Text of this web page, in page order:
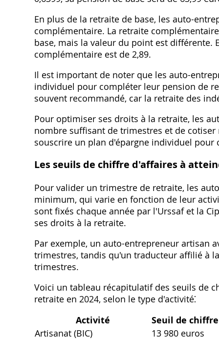
En plus de la retraite de base‚ les auto-
complémentaire. La retraite
base‚ mais la valeur du point est différente.
complémentaire est de 2‚89.
Il est important de noter que les auto-
individuel pour compléter leur pension de
souvent recommandé‚ car la retraite des
Pour optimiser ses droits à la retraite‚ les
nombre suffisant de trimestres et de
souscrire un plan d'épargne individuel
Les seuils de chiffre d'affaires à
Pour valider un trimestre de retraite‚ les
minimum‚ qui varie en fonction de leur
sont fixés chaque année par l'Urssaf et la
ses droits à la retraite.
Par exemple‚ un auto-entrepreneur artisan
trimestres‚ tandis qu'un traducteur affilié à
trimestres.
Voici un tableau récapitulatif des seuils de
retraite en 2024‚ selon le type d'activité⁚
Activité Seuil de
Artisanat (BIC) 13 980 euros